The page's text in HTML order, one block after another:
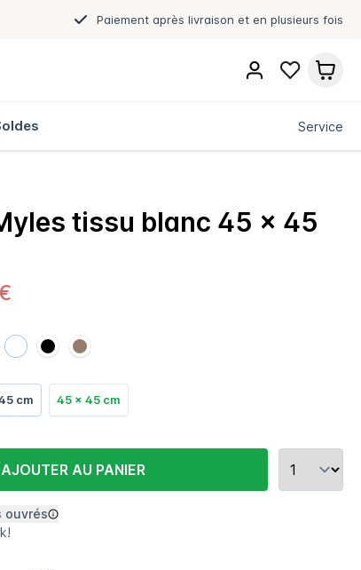
Paiement après livraison et en plusieurs fois
Service
tissu blanc 45 x 45
cm 45 x 45 cm
AJOUTER AU PANIER
ouvrés